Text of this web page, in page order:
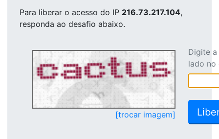
Para liberar o acesso do IP 216.73.217.104,
responda ao desafio abaixo.
[trocar imagem]
Digite
lado no